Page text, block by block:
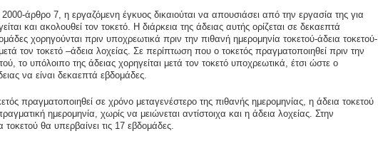
άρθρο 7, η εργαζόμενη έγκυος δικαιούται να απουσιάσει από την εργασία της για
και ακολουθεί τον τοκετό. Η διάρκεια της άδειας αυτής ορίζεται σε δεκαεπτά
χορηγούνται πριν υποχρεωτικά πριν την πιθανή ημερομηνία τοκετού-άδεια τοκετού-
τον τοκετό –άδεια λοχείας. Σε περίπτωση που ο τοκετός πραγματοποιηθεί πριν την
το υπόλοιπο της άδειας χορηγείται μετά τον τοκετό υποχρεωτικά, έτσι ώστε ο
να είναι δεκαεπτά εβδομάδες.
πραγματοποιηθεί σε χρόνο μεταγενέστερο της πιθανής ημερομηνίας, η άδεια τοκετού
ημερομηνία, χωρίς να μειώνεται αντίστοιχα και η άδεια λοχείας. Στην
θα υπερβαίνει τις 17 εβδομάδες.